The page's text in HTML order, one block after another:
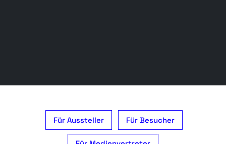
Für Aussteller Für Besucher